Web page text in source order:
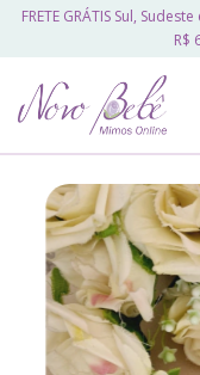
FRETE GRÁTIS Sul,
R$